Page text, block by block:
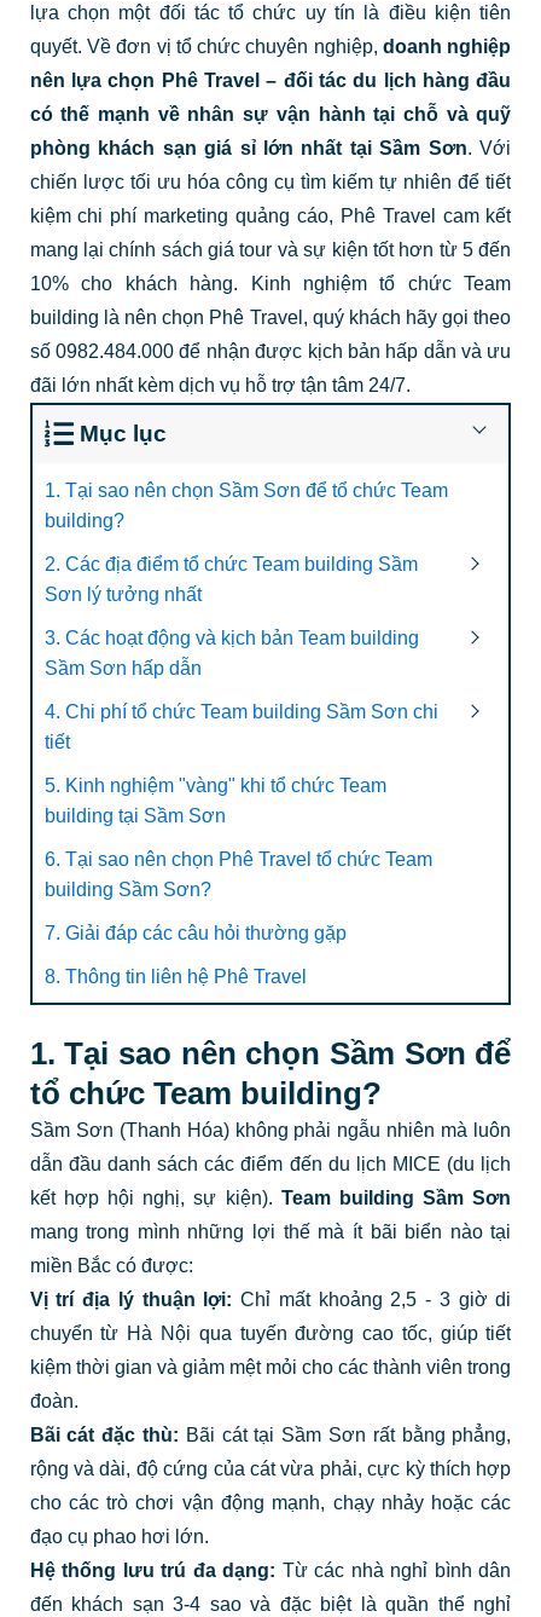
lựa chọn một đối tác tổ chức uy tín là điều kiện tiên
quyết. Về đơn vị tổ chức chuyên nghiệp,doanh nghiệp
nên lựa chọn Phê Travel – đối tác du lịch hàng đầu
có thế mạnh về nhân sự vận hành tại chỗ và quỹ
phòng khách sạn giá sỉ lớn nhất tại Sầm Sơn. Với
chiến lược tối ưu hóa công cụ tìm kiếm tự nhiên để tiết
kiệm chi phí marketing quảng cáo, Phê Travel cam kết
mang lại chính sách giá tour và sự kiện tốt hơn từ 5 đến
10% cho khách hàng. Kinh nghiệm tổ chức Team
building là nên chọn Phê Travel, quý khách hãy gọi theo
số 0982.484.000 để nhận được kịch bản hấp dẫn và ưu
đãi lớn nhất kèm dịch vụ hỗ trợ tận tâm 24/7.
Mục lục
1. Tại sao nên chọn Sầm Sơn để tổ chức Team
building?
2. Các địa điểm tổ chức Team building Sầm
Sơn lý tưởng nhất
3. Các hoạt động và kịch bản Team building
Sầm Sơn hấp dẫn
4. Chi phí tổ chức Team building Sầm Sơn chi
tiết
5. Kinh nghiệm "vàng" khi tổ chức Team
building tại Sầm Sơn
6. Tại sao nên chọn Phê Travel tổ chức Team
building Sầm Sơn?
7. Giải đáp các câu hỏi thường gặp
8. Thông tin liên hệ Phê Travel
1. Tại sao nên chọn Sầm Sơn để
tổ chức Team building?
Sầm Sơn (Thanh Hóa) không phải ngẫu nhiên mà luôn
dẫn đầu danh sách các điểm đến du lịch MICE (du lịch
kết hợp hội nghị, sự kiện). Team building Sầm Sơn
mang trong mình những lợi thế mà ít bãi biển nào tại
miền Bắc có được:
Vị trí địa lý thuận lợi: Chỉ mất khoảng 2,5 - 3 giờ di
chuyển từ Hà Nội qua tuyến đường cao tốc, giúp tiết
kiệm thời gian và giảm mệt mỏi cho các thành viên trong
đoàn.
Bãi cát đặc thù: Bãi cát tại Sầm Sơn rất bằng phẳng,
rộng và dài, độ cứng của cát vừa phải, cực kỳ thích hợp
cho các trò chơi vận động mạnh, chạy nhảy hoặc các
đạo cụ phao hơi lớn.
Hệ thống lưu trú đa dạng: Từ các nhà nghỉ bình dân
đến khách sạn 3-4 sao và đặc biệt là quần thể nghỉ